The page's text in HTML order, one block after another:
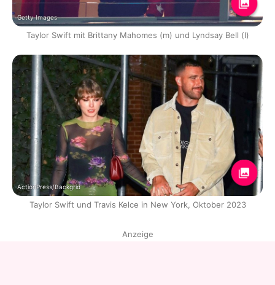
Getty Images
Taylor Swift mit Brittany Mahomes (m) und Lyndsay Bell (l)
ActionPress/Backgrid
Taylor Swift und Travis Kelce in New York, Oktober 2023
Anzeige